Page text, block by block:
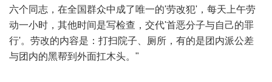
六个同志，在全国群众中成了唯一的'劳改犯'，每天上午劳
动一小时，其他时间是写检查，交代'首恶分子与自己的罪
行'。劳改的内容是：打扫院子、厕所，有的是团内派公差
与团内的黑帮到外面扛木头。"